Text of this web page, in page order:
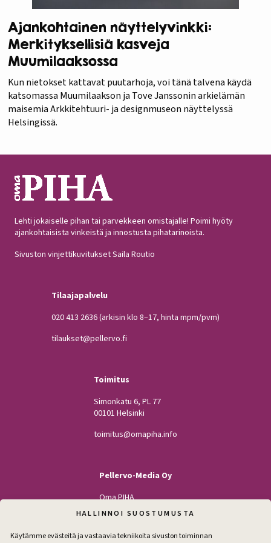
HALLINNOI SUOSTUMUSTA
Käytämme evästeitä ja vastaavia tekniikoita sivuston toiminnan
Ajankohtainen näyttelyvinkki:
Merkityksellisiä kasveja
Muumilaaksossa
Kun nietokset kattavat puutarhoja, voi tänä talvena käydä
katsomassa Muumilaakson ja Tove Janssonin arkielämän
maisemia Arkkitehtuuri- ja designmuseon näyttelyssä
Helsingissä.
Lehti jokaiselle pihan tai parvekkeen omistajalle! Poimi hyöty
ajankohtaisista vinkeistä ja innostusta pihatarinoista.
Sivuston vinjettikuvitukset Saila Routio
Tilaajapalvelu
020 413 2636(arkisin klo 8–17, hinta mpm/pvm)
tilaukset@pellervo.fi
Toimitus
Simonkatu 6, PL 77
00101 Helsinki
toimitus@omapiha.info
Pellervo-Media Oy
Oma PIHA
Kodin Pellervo
Maatilan Pellervo